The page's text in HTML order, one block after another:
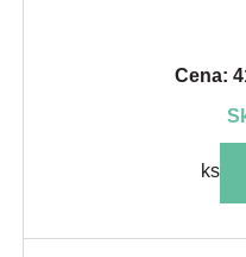
Cena:
ks